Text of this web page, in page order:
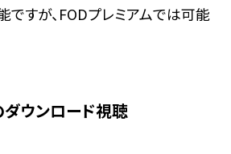
すが、FODプレミアムでは可能
ウンロード視聴